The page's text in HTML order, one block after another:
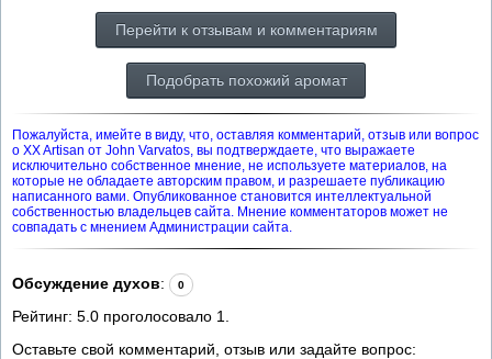
Перейти к отзывам и комментариям
Подобрать похожий аромат
Пожалуйста, имейте в виду, что, оставляя комментарий, отзыв или вопрос
о XX Artisan от John Varvatos, вы подтверждаете, что выражаете
исключительно собственное мнение, не используете материалов, на
которые не обладаете авторским правом, и разрешаете публикацию
написанного вами. Опубликованное становится интеллектуальной
собственностью владельцев сайта. Мнение комментаторов может не
совпадать с мнением Администрации сайта.
Обсуждение духов: 0
Рейтинг: 5.0 проголосовало 1
Оставьте свой комментарий, отзыв или задайте вопрос: